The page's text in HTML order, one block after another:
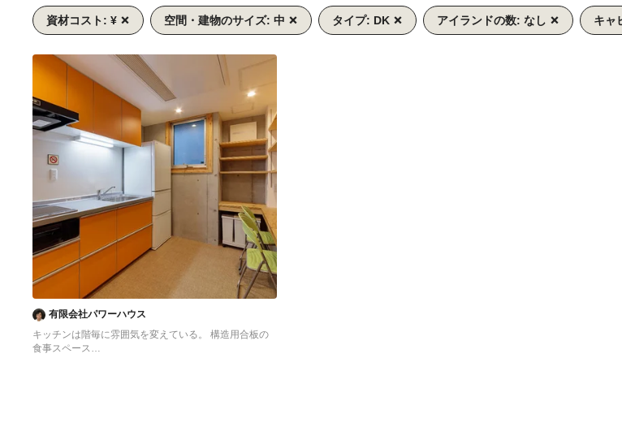
資材コスト: ¥ 空間・建物のサイズ: 中 タイプ: DK アイランドの数: なし キャ
へ
へ
有限会社パワーハウス
キッチンは階毎に雰囲気を変えている。 構造用合板の
食事スペース